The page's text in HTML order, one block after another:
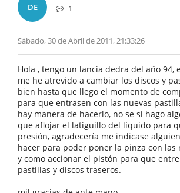
DE 1
Sábado, 30 de Abril de 2011, 21:33:26
Hola , tengo un lancia dedra del año 94,
me he atrevido a cambiar los discos y
bien hasta que llego el momento de
para que entrasen con las nuevas
hay manera de hacerlo, no se si hago
que aflojar el latiguillo del líquido para
presión, agradecería me indicase
hacer para poder poner la pinza con las
y como accionar el pistón para que
pastillas y discos traseros.